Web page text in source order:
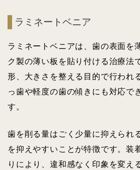
ラミネートベニア
ラミネートベニアは、歯の表面を
ク製の薄い板を貼り付ける治療法
形、大きさを整える目的で行われ
っ歯や軽度の歯の傾きにも対応で
す。
歯を削る量はごく少量に抑えられ
を抑えやすいことが特徴です。装
りにより、違和感なく印象を変え